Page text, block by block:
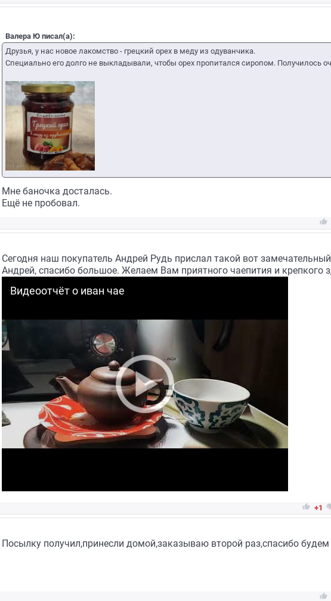
Валера Ю писал(а):
Друзья, у нас новое лакомство - грецкий орех в меду из одуванчика.
Специально его долго не выкладывали, чтобы орех пропитался сиропом. Получилось
Мне баночка досталась.
Ещё не пробовал.

Сегодня наш покупатель Андрей Рудь прислал такой вот
Андрей, спасибо большое. Желаем Вам приятного чаепития и крепкого
Видеоотчёт о иван чае
 +1
Посылку получил,принесли домой,заказываю второй раз,спасибо
